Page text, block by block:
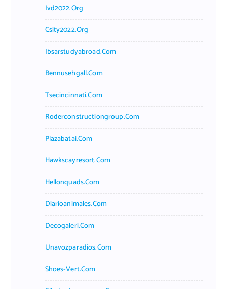
Ivd2022.org
Csity2022.org
Ibsarstudyabroad.com
Bennusehgall.com
Tsecincinnati.com
Roderconstructiongroup.com
Plazabatai.com
Hawkscayresort.com
Hellonquads.com
Diarioanimales.com
Decogaleri.com
Unavozparadios.com
Shoes-Vert.com